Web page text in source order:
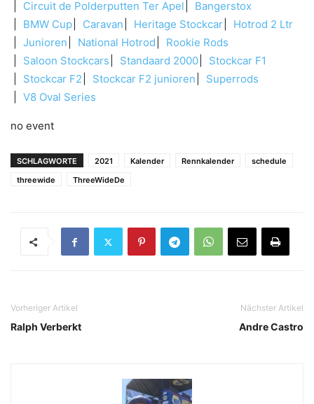
Circuit de Polderputten Ter Apel
Bangerstox
BMW Cup
Caravan Heritage Stockcar
Hotrod 2 Ltr
Junioren
National Hotrod
Rookie Rods
Saloon Stockcars
Standaard 2000
Stockcar F1
Stockcar F2
Stockcar F2 junioren
Superrods
V8 Oval Series
no event
SCHLAGWORTE 2021 Kalender Rennkalender
schedule
threewide
ThreeWideDe
Vorheriger Artikel
Ralph Verberkt
Nächster Artikel
Andre Castro